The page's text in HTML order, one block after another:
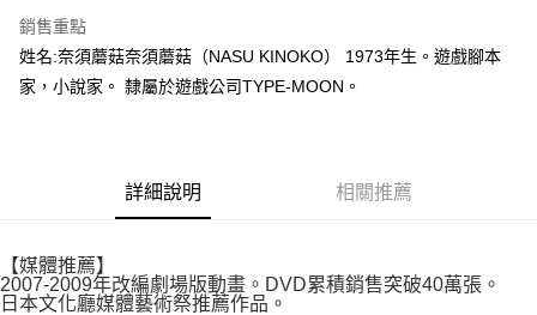
２．訂單成立數日內，您將收到繳費通知簡訊。
ATM／網路銀行／等多元方式進行付款，方視為交易完成。
※ 請注意：結帳手續完成當下不需立刻繳費，但若您需要取消訂單，請聯絡
客戶支援中心」https://netprotections.freshdesk.com/support/home
１．透過由恩沛科技股份有限公司提供之「AFTEE先享後付」服務完成之交
易，需依本服務之必要範圍內提供個人資料，並將交易相關給付款項請求債
權轉讓予恩沛科技股份有限公司。
每筆NT$80，滿NT$500(含以上)免運費
每筆NT$80，滿NT$500(含以上)免運費
每筆NT$80，滿NT$500(含以上)免運費
付款後7-11取貨
銷售重點
姓名:奈須蘑菇奈須蘑菇（NASU KINOKO） 1973年生。遊戲腳本
家，小說家。 隸屬於遊戲公司TYPE-MOON。
詳細說明 相關推薦
【媒體推薦】
2007-2009年改編劇場版動畫。DVD累積銷售突破40萬張。
日本文化廳媒體藝術祭推薦作品。